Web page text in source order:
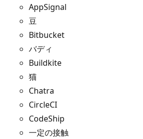
AppSignal
豆
Bitbucket
バディ
Buildkite
猫
Chatra
CircleCI
CodeShip
一定の接触